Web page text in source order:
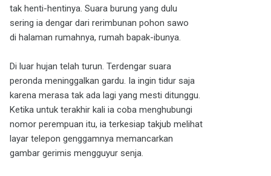
tak henti-hentinya. Suara burung yang dulu
sering ia dengar dari rerimbunan pohon sawo
di halaman rumahnya, rumah bapak-ibunya.
Di luar hujan telah turun. Terdengar suara
peronda meninggalkan gardu. Ia ingin tidur saja
karena merasa tak ada lagi yang mesti ditunggu.
Ketika untuk terakhir kali ia coba menghubungi
nomor perempuan itu, ia terkesiap takjub melihat
layar telepon genggamnya memancarkan
gambar gerimis mengguyur senja.